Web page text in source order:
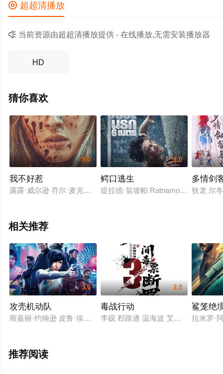
 超超清播放
 当前资源由超超清播放提供 - 在线播放,无需安装播放器
HD
猜你喜欢
5.0
我不好惹
露露·威尔逊 乔尔·麦克哈尔 凯文·詹姆斯 阿曼达·布鲁盖尔 罗伯
2.0
鳄口逃生
提拉德·翁坡帕 Ratnamon
多情剑
狄龙 尔
相关推荐
3.0
攻壳机动队
斯嘉丽·约翰逊 皮鲁·埃斯贝克 北野武 朱丽叶·比诺什 迈克尔·皮
2.0
毒战行动
李砚 郄路通 温海波 艾力江·库尔班
鲨笼绝
拉米罗·
推荐阅读